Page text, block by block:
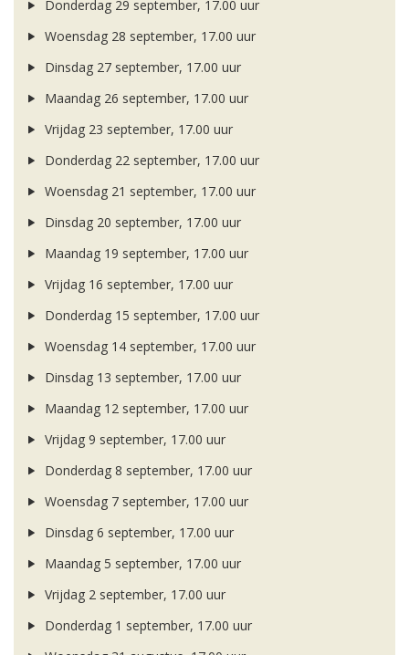
Donderdag 29 september, 17.00 uur
Woensdag 28 september, 17.00 uur
Dinsdag 27 september, 17.00 uur
Maandag 26 september, 17.00 uur
Vrijdag 23 september, 17.00 uur
Donderdag 22 september, 17.00 uur
Woensdag 21 september, 17.00 uur
Dinsdag 20 september, 17.00 uur
Maandag 19 september, 17.00 uur
Vrijdag 16 september, 17.00 uur
Donderdag 15 september, 17.00 uur
Woensdag 14 september, 17.00 uur
Dinsdag 13 september, 17.00 uur
Maandag 12 september, 17.00 uur
Vrijdag 9 september, 17.00 uur
Donderdag 8 september, 17.00 uur
Woensdag 7 september, 17.00 uur
Dinsdag 6 september, 17.00 uur
Maandag 5 september, 17.00 uur
Vrijdag 2 september, 17.00 uur
Donderdag 1 september, 17.00 uur